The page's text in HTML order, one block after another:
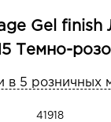
Gel finish
Темно-
в 5 розничных
41918